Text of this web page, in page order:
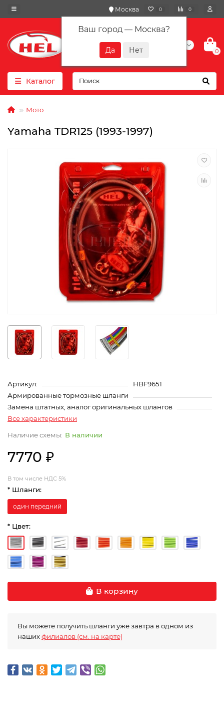
Москва
Ваш город — Москва?
0 0
+7(901) 417-10-01
0
Каталог
Мото
Yamaha TDR125 (1993-1997)
Артикул:
HBF9651
Армированные тормозные шланги
Замена штатных, аналог оригинальных шлангов
Все характеристики
В наличии
7770 ₽
В том числе НДС 5%
* Шланги:
один передний
* Цвет:
В корзину
Вы можете получить шланги уже завтра в одном из
нашихфилиалов (см. на карте)